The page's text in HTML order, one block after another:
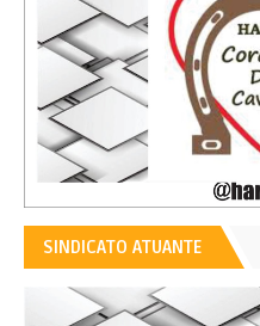
SINDICATO ATUANTE